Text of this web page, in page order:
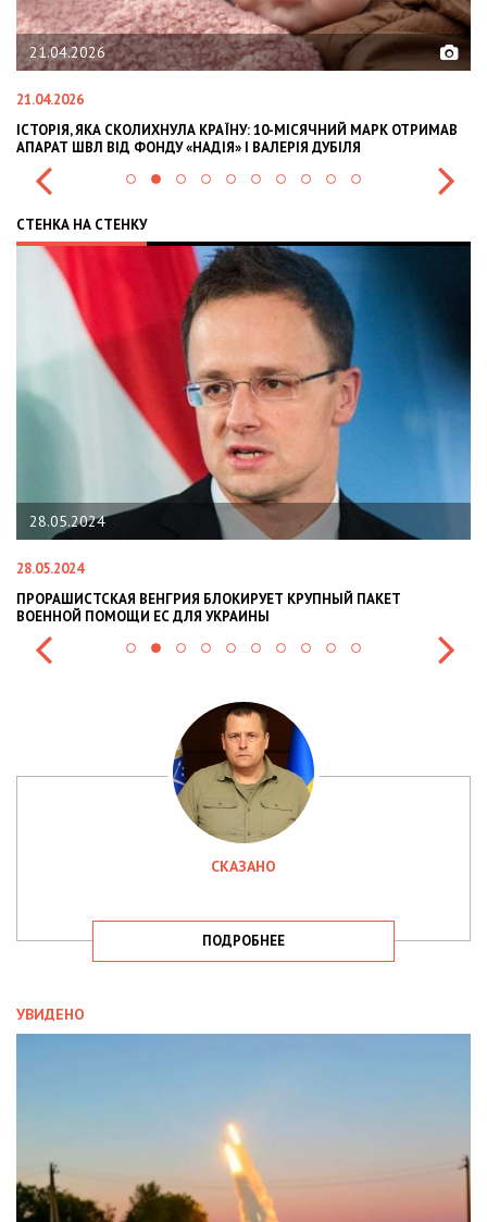
21.04.2026
21.04.2026
ІСТОРІЯ, ЯКА СКОЛИХНУЛА КРАЇНУ: 10-МІСЯЧНИЙ МАРК ОТРИМАВ
АПАРАТ ШВЛ ВІД ФОНДУ «НАДІЯ» І ВАЛЕРІЯ ДУБІЛЯ
СТЕНКА НА СТЕНКУ
28.05.2024
28.05.2024
ПРОРАШИСТСКАЯ ВЕНГРИЯ БЛОКИРУЕТ КРУПНЫЙ ПАКЕТ
ВОЕННОЙ ПОМОЩИ ЕС ДЛЯ УКРАИНЫ
СКАЗАНО
ПОДРОБНЕЕ
УВИДЕНО